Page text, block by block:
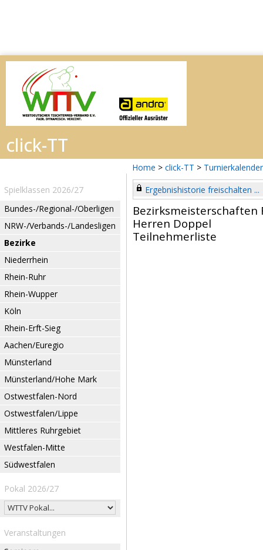
Home > click-TT > Turnierkalender
Spielklassen 2026/27
Bundes-/Regional-/Oberligen
NRW-/Verbands-/Landesligen
Bezirke
Niederrhein
Rhein-Ruhr
Rhein-Wupper
Köln
Rhein-Erft-Sieg
Aachen/Euregio
Münsterland
Münsterland/Hohe Mark
Ostwestfalen-Nord
Ostwestfalen/Lippe
Mittleres Ruhrgebiet
Westfalen-Mitte
Südwestfalen
Pokal 2026/27
Veranstaltungen
Ergebnishistorie freischalten ...
Bezirksmeisterschaften
Herren Doppel
Teilnehmerliste